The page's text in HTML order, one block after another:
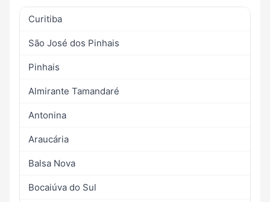
Curitiba
São José dos Pinhais
Pinhais
Almirante Tamandaré
Antonina
Araucária
Balsa Nova
Bocaiúva do Sul